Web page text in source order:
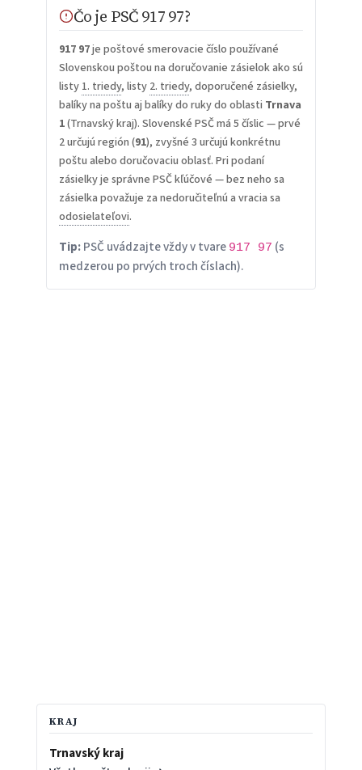
Čo je PSČ 917 97?
917 97je poštové smerovacie číslo používané
Slovenskou poštou na doručovanie zásielok ako sú
listy 1. triedy, listy 2. triedy, doporučené zásielky,
balíky na poštu aj balíky do ruky do oblasti Trnava
1(Trnavský kraj). Slovenské PSČ má 5 číslic — prvé
2 určujú región (91), zvyšné 3 určujú konkrétnu
poštu alebo doručovaciu oblasť. Pri podaní
zásielky je správne PSČ kľúčové — bez neho sa
zásielka považuje za nedoručiteľnú a vracia sa
odosielateľovi.
Tip:PSČ uvádzajte vždy v tvare 917 97 (s
medzerou po prvých troch číslach).
KRAJ
Trnavský kraj